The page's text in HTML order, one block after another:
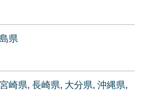
県
宮崎県 長崎県 大分県 沖縄県